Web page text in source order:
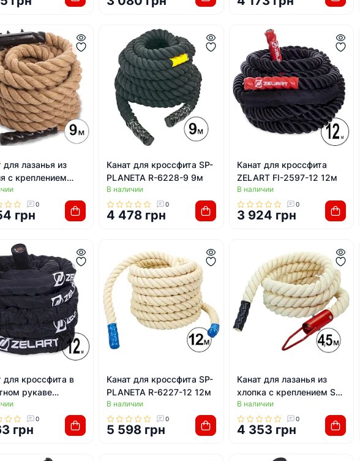
для лазанья из
с креплением
FI-0910-9 9м
0
грн
Канат для кроссфита SP-
PLANETA R-6228-9 9м
В наличии
0
4 478 грн
Канат для кроссфита
ZELART FI-2597-12 12м
В наличии
0
3 924 грн
для кроссфита в
рукаве
FI-2631-12 12м
0
грн
Канат для кроссфита SP-
PLANETA R-6227-12 12м
В наличии
0
5 598 грн
Канат для лазанья из
хлопка с креплением SP-
PLANETA SO-5299 4,5м
В наличии
0
4 353 грн